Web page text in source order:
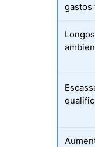
gastos